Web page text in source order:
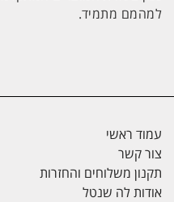
למהמם מתמיד.
עמוד ראשי
צור קשר
תקנון משלוחים והחזרות
אודות לה שנטל